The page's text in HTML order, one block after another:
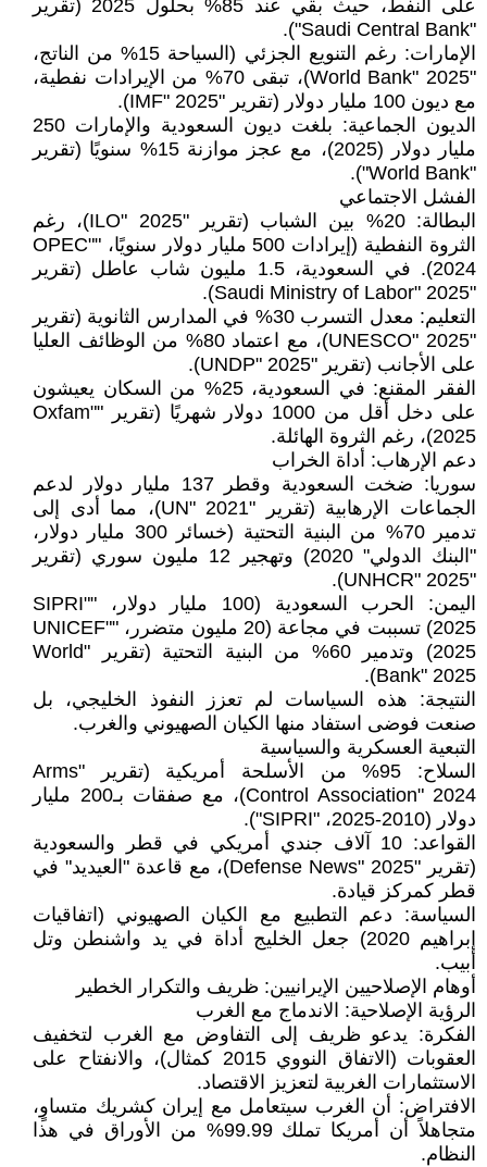
على النفط، حيث بقي عند 85% بحلول 2025 (تقرير
"Saudi Central Bank").
الإمارات: رغم التنويع الجزئي (السياحة 15% من الناتج،
"World Bank" 2025)، تبقى 70% من الإيرادات نفطية،
مع ديون 100 مليار دولار (تقرير "IMF" 2025).
الديون الجماعية: بلغت ديون السعودية والإمارات 250
مليار دولار (2025)، مع عجز موازنة 15% سنويًا (تقرير
"World Bank").
الفشل الاجتماعي
البطالة: 20% بين الشباب (تقرير "ILO" 2025)، رغم
الثروة النفطية (إيرادات 500 مليار دولار سنويًا، "OPEC"
2024). في السعودية، 1.5 مليون شاب عاطل (تقرير
"Saudi Ministry of Labor" 2025).
التعليم: معدل التسرب 30% في المدارس الثانوية (تقرير
"UNESCO" 2025)، مع اعتماد 80% من الوظائف العليا
على الأجانب (تقرير "UNDP" 2025).
الفقر المقنع: في السعودية، 25% من السكان يعيشون
على دخل أقل من 1000 دولار شهريًا (تقرير "Oxfam"
2025)، رغم الثروة الهائلة.
دعم الإرهاب: أداة الخراب
سوريا: ضخت السعودية وقطر 137 مليار دولار لدعم
الجماعات الإرهابية (تقرير "UN" 2021)، مما أدى إلى
تدمير 70% من البنية التحتية (خسائر 300 مليار دولار،
"البنك الدولي" 2020) وتهجير 12 مليون سوري (تقرير
"UNHCR" 2025).
اليمن: الحرب السعودية (100 مليار دولار، "SIPRI"
2025) تسببت في مجاعة (20 مليون متضرر، "UNICEF"
2025) وتدمير 60% من البنية التحتية (تقرير "World
Bank" 2025).
النتيجة: هذه السياسات لم تعزز النفوذ الخليجي، بل
صنعت فوضى استفاد منها الكيان الصهيوني والغرب.
التبعية العسكرية والسياسية
السلاح: 95% من الأسلحة أمريكية (تقرير "Arms
Control Association" 2024)، مع صفقات بـ200 مليار
دولار (2010-2025، "SIPRI").
القواعد: 10 آلاف جندي أمريكي في قطر والسعودية
(تقرير "Defense News" 2025)، مع قاعدة "العيديد" في
قطر كمركز قيادة.
السياسة: دعم التطبيع مع الكيان الصهيوني (اتفاقيات
إبراهيم 2020) جعل الخليج أداة في يد واشنطن وتل
أبيب.
أوهام الإصلاحيين الإيرانيين: ظريف والتكرار الخطير
الرؤية الإصلاحية: الاندماج مع الغرب
الفكرة: يدعو ظريف إلى التفاوض مع الغرب لتخفيف
العقوبات (الاتفاق النووي 2015 كمثال)، والانفتاح على
الاستثمارات الغربية لتعزيز الاقتصاد.
الافتراض: أن الغرب سيتعامل مع إيران كشريك متساوٍ،
متجاهلاً أن أمريكا تملك 99.99% من الأوراق في هذا
النظام.